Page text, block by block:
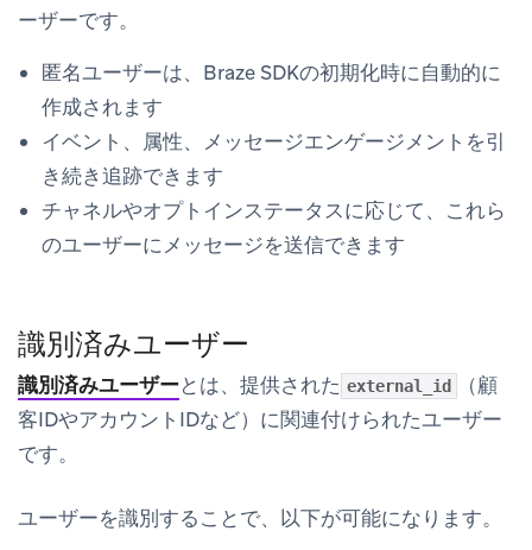
ーザーです。
匿名ユーザーは、Braze SDKの初期化時に自動的に
作成されます
イベント、属性、メッセージエンゲージメントを引
き続き追跡できます
チャネルやオプトインステータスに応じて、これら
のユーザーにメッセージを送信できます
識別済みユーザー
識別済みユーザーとは、提供された external_id
（顧
客IDやアカウントIDなど）に関連付けられたユーザー
です。
ユーザーを識別することで、以下が可能になります。